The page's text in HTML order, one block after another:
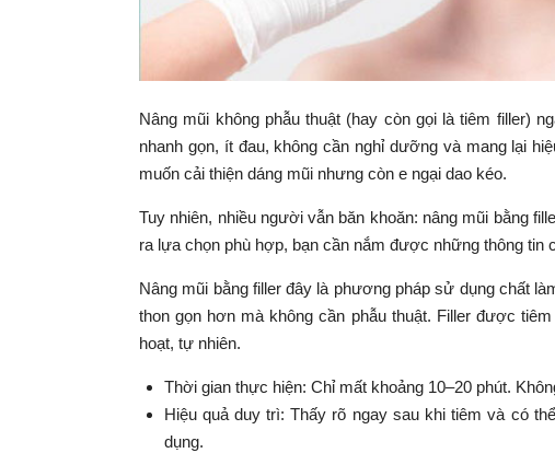
Nâng mũi không phẫu thuật (hay còn gọi là tiêm filler)
nhanh gọn, ít đau, không cần nghỉ dưỡng và mang lại
muốn cải thiện dáng mũi nhưng còn e ngại dao kéo.
Tuy nhiên, nhiều người vẫn băn khoăn: nâng mũi bằng
ra lựa chọn phù hợp, bạn cần nắm được những thông tin
Nâng mũi bằng filler đây là phương pháp sử dụng chất
thon gọn hơn mà không cần phẫu thuật. Filler được
hoạt, tự nhiên.
Thời gian thực hiện: Chỉ mất khoảng 10–20 phút.
Hiệu quả duy trì:Thấy rõ ngay sau khi tiêm và có
dụng.